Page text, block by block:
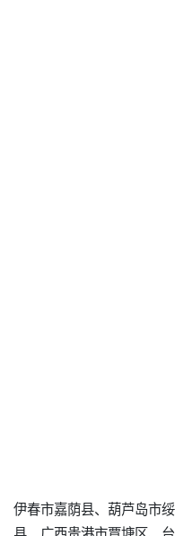
伊春市嘉荫县、葫芦岛市
县、广西贵港市覃塘区、